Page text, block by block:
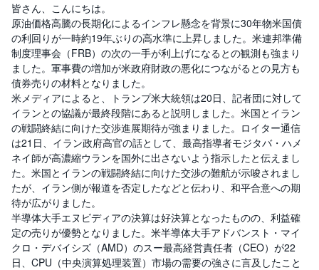
店
頭
C
F
D
S
T(
セ
キ
ュ
リ
テ
ィ
・
ト
ー
ク
ン
)
S
皆さん、こんにちは。
原油価格高騰の長期化によるインフレ懸念を背景に30年物米国債
の利回りが一時約19年ぶりの高水準に上昇しました。米連邦準備
制度理事会（FRB）の次の一手が利上げになるとの観測も強まり
ました。軍事費の増加が米政府財政の悪化につながるとの見方も
債券売りの材料となりました。
米メディアによると、トランプ米大統領は20日、記者団に対して
イランとの協議が最終段階にあると説明しました。米国とイラン
の戦闘終結に向けた交渉進展期待が強まりました。ロイター通信
は21日、イラン政府高官の話として、最高指導者モジタバ・ハメ
ネイ師が高濃縮ウランを国外に出さないよう指示したと伝えまし
た。米国とイランの戦闘終結に向けた交渉の難航が示唆されまし
たが、イラン側が報道を否定したなどと伝わり、和平合意への期
待が広がりました。
半導体大手エヌビディアの決算は好決算となったものの、利益確
定の売りが優勢となりました。米半導体大手アドバンスト・マイ
クロ・デバイシズ（AMD）のスー最高経営責任者（CEO）が22
日、CPU（中央演算処理装置）市場の需要の強さに言及したこと